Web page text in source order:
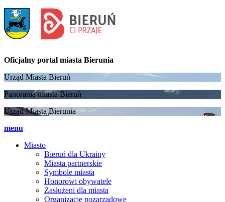
Oficjalny portal miasta Bierunia
Urząd Miasta Bieruń
Panorama miasta Bieruń
Urząd Miasta Bierunia
menu
Miasto
Bieruń dla Ukrainy
Miasta partnerskie
Symbole miasta
Honorowi obywatele
Zasłużeni dla miasta
Organizacje pozarządowe